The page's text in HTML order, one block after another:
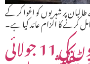
پر شہریوں کو اغوا کر کے
کرنے کا الزام عائد کیا ہے۔
غیر قانونی افغان شہریوں کی 11 جولائی